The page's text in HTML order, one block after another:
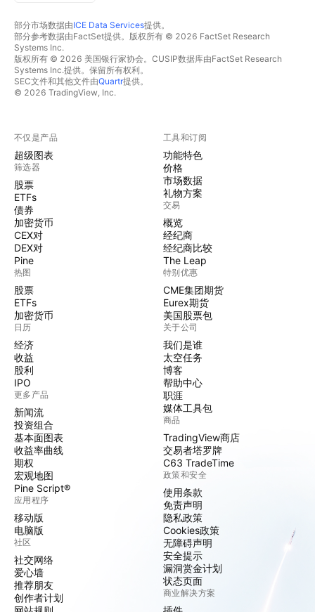
部分市场数据由ICE Data Services提供。
部分参考数据由FactSet提供。版权所有 © 2026 FactSet Research
Systems Inc.
版权所有 © 2026 美国银行家协会。CUSIP数据库由FactSet Research
Systems Inc.提供。保留所有权利。
SEC文件和其他文件由Quartr提供。
© 2026 TradingView, Inc.
不仅是产品
超级图表
筛选器
股票
ETFs
债券
加密货币
CEX对
DEX对
Pine
热图
股票
ETFs
加密货币
日历
经济
收益
股利
IPO
更多产品
新闻流
投资组合
基本面图表
收益率曲线
期权
宏观地图
Pine Script®
应用程序
移动版
电脑版
社区
社交网络
爱心墙
推荐朋友
创作者计划
工具和订阅
功能特色
价格
市场数据
礼物方案
交易
概览
经纪商
经纪商比较
The Leap
特别优惠
CME集团期货
Eurex期货
美国股票包
关于公司
我们是谁
太空任务
博客
帮助中心
职涯
媒体工具包
商品
TradingView商店
交易者塔罗牌
C63 TradeTime
政策和安全
使用条款
免责声明
隐私政策
Cookies政策
无障碍声明
安全提示
漏洞赏金计划
状态页面
商业解决方案